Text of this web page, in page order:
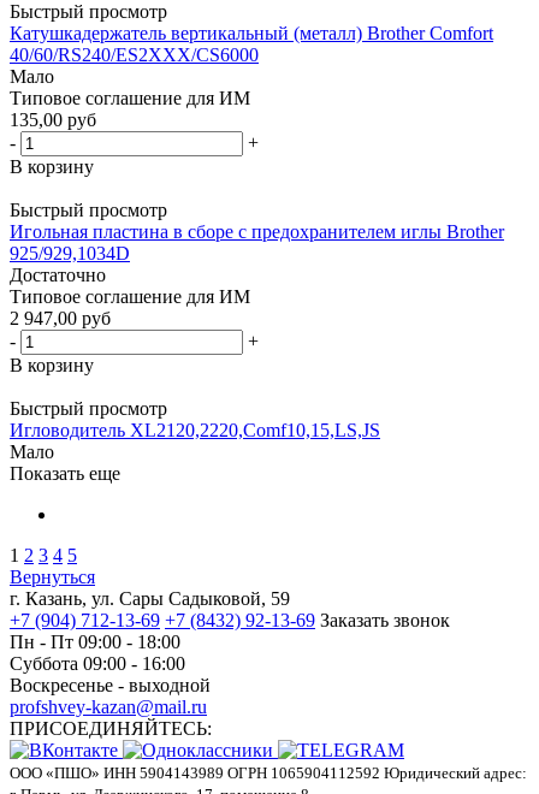
Быстрый просмотр
Катушкадержатель вертикальный (металл) Brother Comfort
40/60/RS240/ES2XXX/CS6000
Мало
Типовое соглашение для ИМ
135,00 руб
-
+
В корзину
Быстрый просмотр
Игольная пластина в сборе с предохранителем иглы Brother
925/929,1034D
Достаточно
Типовое соглашение для ИМ
2 947,00 руб
-
+
В корзину
Быстрый просмотр
Игловодитель XL2120,2220,Comf10,15,LS,JS
Мало
Показать еще
1 2 3 4 5
Вернуться
г. Казань, ул. Сары Садыковой, 59
+7 (904) 712-13-69 +7 (8432) 92-13-69 Заказать звонок
Пн - Пт 09:00 - 18:00
Суббота 09:00 - 16:00
Воскресенье - выходной
profshvey-kazan@mail.ru
ПРИСОЕДИНЯЙТЕСЬ:
ООО «ПШО» ИНН 5904143989 ОГРН 1065904112592 Юридический адрес: